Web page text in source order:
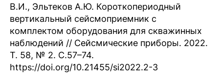
В.И., Эльтеков А.Ю. Короткопериодный
вертикальный сейсмоприемник с
комплектом оборудования для скважинных
наблюдений // Сейсмические приборы. 2022.
Т. 58, № 2. С.57–74.
https://doi.org/10.21455/si2022.2-3